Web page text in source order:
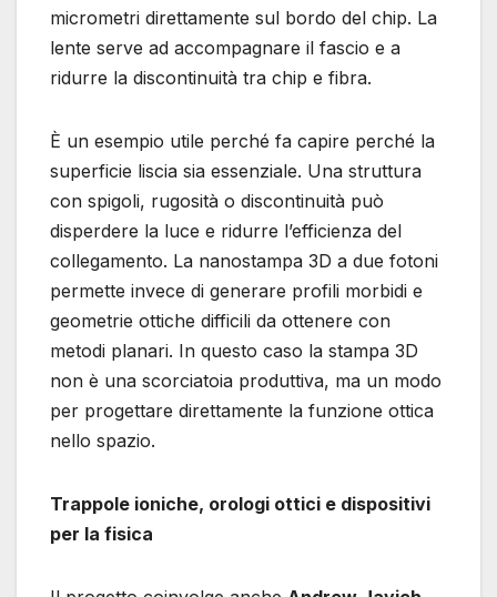
micrometri direttamente sul bordo del chip. La
lente serve ad accompagnare il fascio e a
ridurre la discontinuità tra chip e fibra.
È un esempio utile perché fa capire perché la
superficie liscia sia essenziale. Una struttura
con spigoli, rugosità o discontinuità può
disperdere la luce e ridurre l’efficienza del
collegamento. La nanostampa 3D a due fotoni
permette invece di generare profili morbidi e
geometrie ottiche difficili da ottenere con
metodi planari. In questo caso la stampa 3D
non è una scorciatoia produttiva, ma un modo
per progettare direttamente la funzione ottica
nello spazio.
Trappole ioniche, orologi ottici e dispositivi
per la fisica